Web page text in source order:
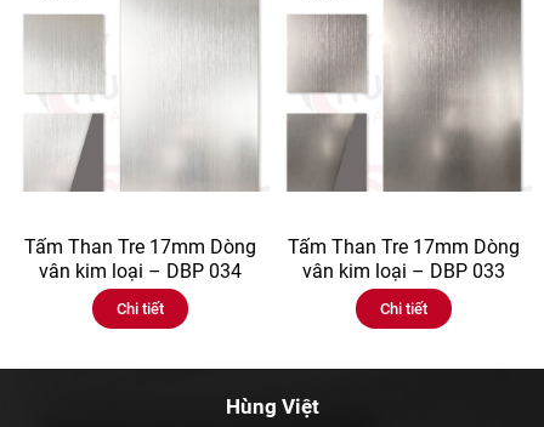
Tấm Than Tre 17mm Dòng
vân kim loại – DBP 034
Chi tiết
Tấm Than Tre 17mm Dòng
vân kim loại – DBP 033
Chi tiết
Hùng Việt